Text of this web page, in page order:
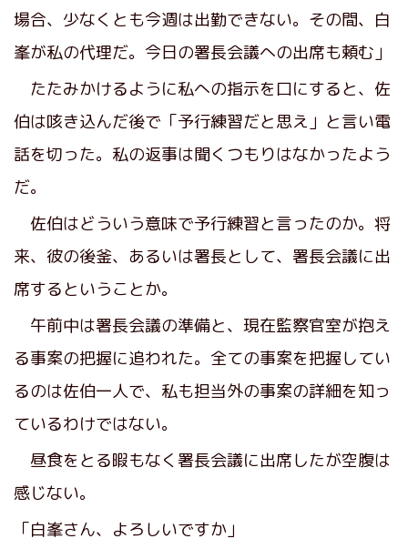
場合、少なくとも今週は出勤できない。その間、白
峯が私の代理だ。今日の署長会議への出席も頼む」
たたみかけるように私への指示を口にすると、佐
伯は咳き込んだ後で「予行練習だと思え」と言い電
話を切った。私の返事は聞くつもりはなかったよう
だ。
佐伯はどういう意味で予行練習と言ったのか。将
来、彼の後釜、あるいは署長として、署長会議に出
席するということか。
午前中は署長会議の準備と、現在監察官室が抱え
る事案の把握に追われた。全ての事案を把握してい
るのは佐伯一人で、私も担当外の事案の詳細を知っ
ているわけではない。
昼食をとる暇もなく署長会議に出席したが空腹は
感じない。
「白峯さん、よろしいですか」